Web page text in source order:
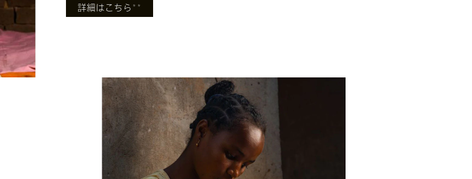
詳細はこちら ＊＊